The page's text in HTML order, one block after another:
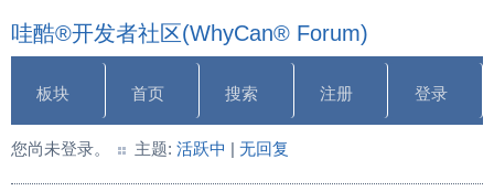
哇酷®开发者社区(WhyCan® Forum)
板块 首页 搜索 注册 登录
您尚未登录。 主题: 活跃中 | 无回复